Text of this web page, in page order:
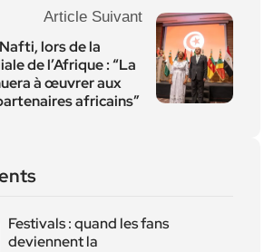
Article Suivant
lors de la
de l’Afrique : “La
à œuvrer aux
africains”
Festivals : quand les fans
deviennent la